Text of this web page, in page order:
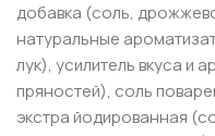
добавка (соль,
натуральные
лук), усилитель вкуса и
пряностей), соль
экстра йодированная